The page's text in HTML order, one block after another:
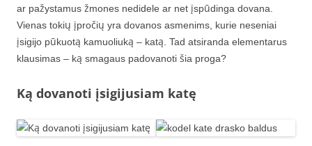
ar pažystamus žmones nedidele ar net įspūdinga dovana.
Vienas tokių įpročių yra dovanos asmenims, kurie neseniai
įsigijo pūkuotą kamuoliuką – katą. Tad atsiranda elementarus
klausimas – ką smagaus padovanoti šia proga?
Ką dovanoti įsigijusiam katę